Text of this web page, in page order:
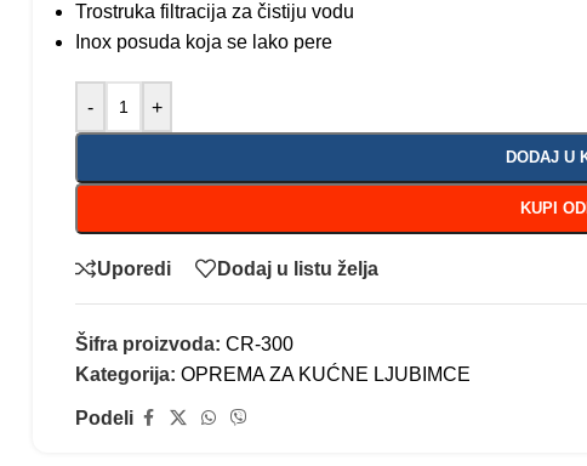
Trostruka filtracija za čistiju vodu
Inox posuda koja se lako pere
- +
DODAJ U
KUPI
Uporedi Dodaj u listu želja
Šifra proizvoda: CR-300
Kategorija: OPREMA ZA KUĆNE LJUBIMCE
Podeli